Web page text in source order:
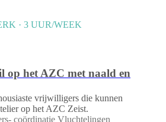
· 3 UUR/WEEK
op het AZC met naald en
vrijwilligers die kunnen
op het AZC Zeist.
coördinatie Vluchtelingen